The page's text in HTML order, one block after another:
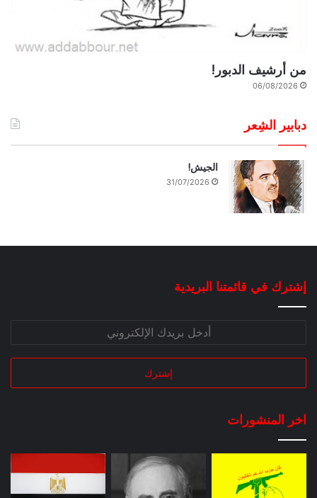
من أرشيف الدبور!
06/08/2026
دبابير الشِعر
الجيش!
31/07/2026
إشترك في قائمتنا البريدية
اخر المنشورات